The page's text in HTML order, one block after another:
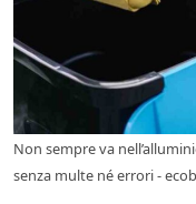
Non sempre va
senza multe né errori -